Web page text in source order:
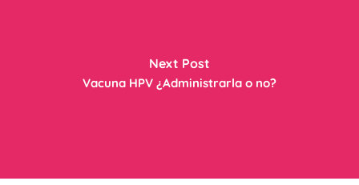
Next Post
Vacuna HPV ¿Administrarla o no?